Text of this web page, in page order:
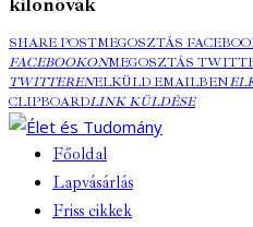
SHARE POSTMEGOSZTÁS
FACEBOOKONMEGOSZTÁS
TWITTERENELKÜLD EMAILBEN
CLIPBOARDLINK KÜLDÉSE
Főoldal
Lapvásárlás
Friss cikkek